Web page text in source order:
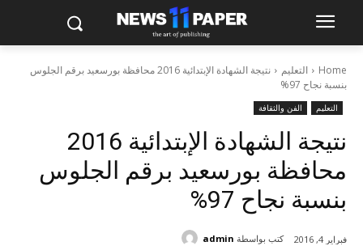
Home التعليم
نتيجة الشهادة الإبتدائية 2016 محافظة بورسعيد برقم الجلوس
بنسبة نجاح 97%
التعليم الفن والثقافة
نتيجة الشهادة الإبتدائية 2016
محافظة بورسعيد برقم الجلوس
بنسبة نجاح 97%
فبراير 4, 2016 كتب بواسطة admin